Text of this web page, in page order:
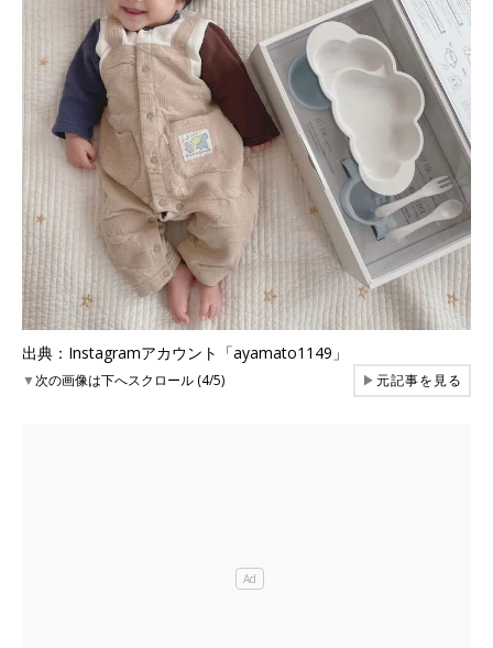
出典：Instagramアカウント「ayamato1149」
▼次の画像は下へスクロール (4/5) ▶元記事を見る